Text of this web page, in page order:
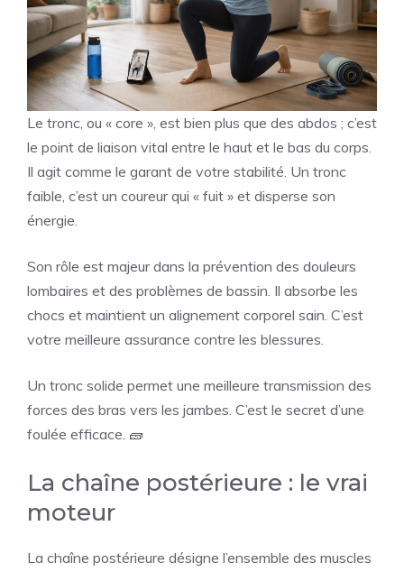
Le tronc, ou « core », est bien plus que des abdos ; c’est
le point de liaison vital entre le haut et le bas du corps.
Il agit comme le garant de votre stabilité. Un tronc
faible, c’est un coureur qui « fuit » et disperse son
énergie.
Son rôle est majeur dans la prévention des douleurs
lombaires et des problèmes de bassin. Il absorbe les
chocs et maintient un alignement corporel sain. C’est
votre meilleure assurance contre les blessures.
Un tronc solide permet une meilleure transmission des
forces des bras vers les jambes. C’est le secret d’une
foulée efficace. 🧱
La chaîne postérieure : le vrai
moteur
La chaîne postérieure désigne l’ensemble des muscles